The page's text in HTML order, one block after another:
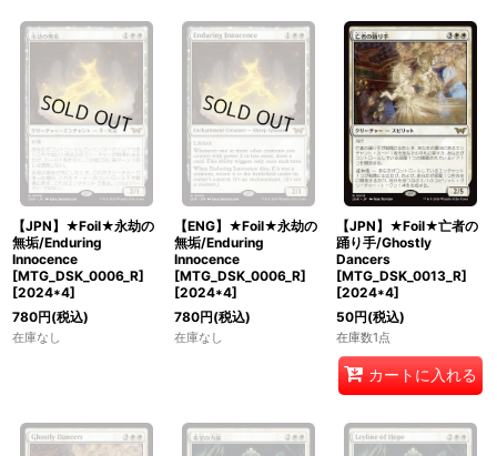
【JPN】★Foil★永劫の
無垢/Enduring
Innocence
[MTG_DSK_0006_R]
[2024*4]
780円(税込)
在庫なし
【ENG】★Foil★永劫の
無垢/Enduring
Innocence
[MTG_DSK_0006_R]
[2024*4]
780円(税込)
在庫なし
【JPN】★Foil★亡者の
踊り手/Ghostly
Dancers
[MTG_DSK_0013_R]
[2024*4]
50円(税込)
在庫数1点
カートに入れる